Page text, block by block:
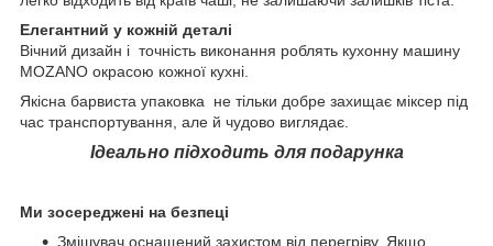
Елегантний у кожній деталі
Вічний дизайн і точність виконання роблять кухонну машину
MOZANO окрасою кожної кухні.
Якісна барвиста упаковка не тільки добре захищає міксер під
час транспортування, але й чудово виглядає.
Ідеально підходить для подарунка
Ми зосереджені на безпеці
Змішувач оснащений захистом від перегріву. Якщо